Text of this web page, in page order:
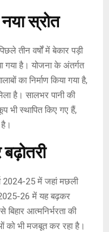
स्रोत
तीन वर्षों में बेकार पड़ी
गया है। योजना के अंतर्गत
का निर्माण किया गया है,
है। सालभर पानी की
भी स्थापित किए गए हैं,
2024-25 में जहां मछली
2025-26 में यह बढ़कर
आत्मनिर्भरता की
को भी मजबूत कर रहा है।